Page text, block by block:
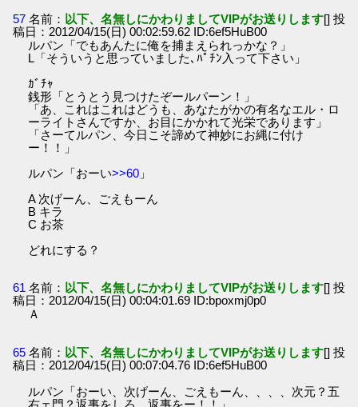
57 名前： 以下、名無しにかわりましてVIPがお送りします[] 投
稿日：2012/04/15(日) 00:02:59.62 ID:6ef5HuB00
ルパン「でもあんたに俺を捕まえられっかな？」
L「そういうと思っていました､ﾊﾟﾁﾝ入って下さい」
ｶﾞﾁｬ
銭形「とうとう見つけたぞールパーン！」
「あ、これはこれはどうも、あなたがかの有名なエル・ロ
ーライトさんですか、お目にかかれて光栄であります」
「さーてルパン、今日こそ諦めて神妙にお縄に付け
ー！！」
ルパン「おーい>>60 」
A 次げーん、ごえもーん
B キラ
C お茶
どれにする？
61 名前： 以下、名無しにかわりましてVIPがお送りします[] 投
稿日：2012/04/15(日) 00:04:01.69 ID:bpoxmj0p0
Ａ
65 名前： 以下、名無しにかわりましてVIPがお送りします[] 投
稿日：2012/04/15(日) 00:07:04.76 ID:6ef5HuB00
ルパン「おーい、次げーん、ごえもーん、、、、次元？五
右ェ門？返事をしろ、返事をー！！」